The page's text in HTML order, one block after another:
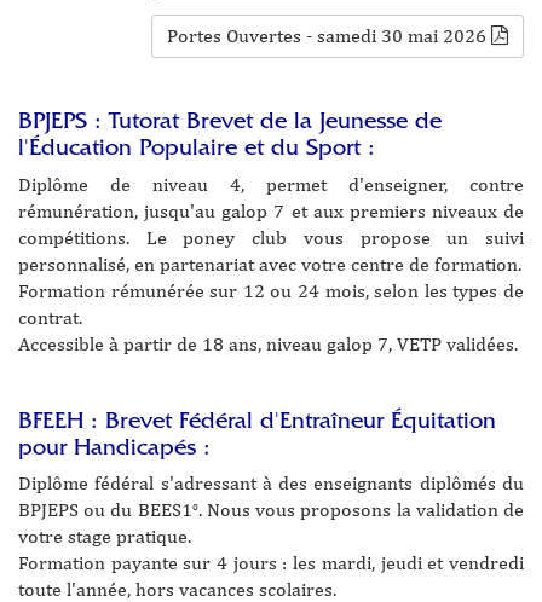
Portes Ouvertes - samedi 30 mai 2026
BPJEPS : Tutorat Brevet de la Jeunesse de
l'Éducation Populaire et du Sport :
Diplôme de niveau 4, permet d'enseigner, contre
rémunération, jusqu'au galop 7 et aux premiers niveaux de
compétitions. Le poney club vous propose un suivi
personnalisé, en partenariat avec votre centre de formation.
Formation rémunérée sur 12 ou 24 mois, selon les types de
contrat.
Accessible à partir de 18 ans, niveau galop 7, VETP validées.
BFEEH : Brevet Fédéral d'Entraîneur Équitation
pour Handicapés :
Diplôme fédéral s'adressant à des enseignants diplômés du
BPJEPS ou du BEES1o. Nous vous proposons la validation de
votre stage pratique.
Formation payante sur 4 jours : les mardi, jeudi et vendredi
toute l'année, hors vacances scolaires.